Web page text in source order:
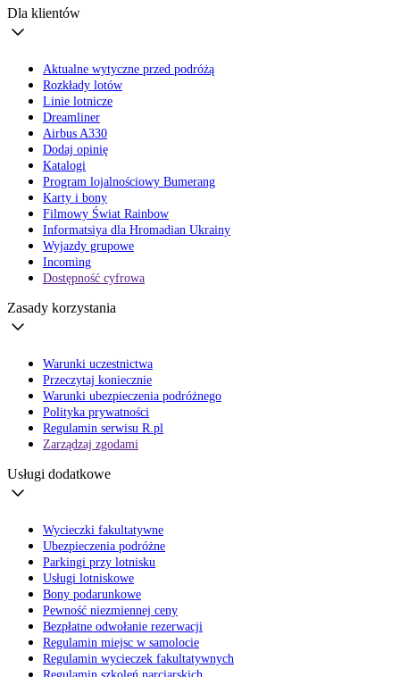
Dla klientów
Aktualne wytyczne przed podróżą
Rozkłady lotów
Linie lotnicze
Dreamliner
Airbus A330
Dodaj opinię
Katalogi
Program lojalnościowy Bumerang
Karty i bony
Filmowy Świat Rainbow
Informatsiya dla Hromadian Ukrainy
Wyjazdy grupowe
Incoming
Dostępność cyfrowa
Zasady korzystania
Warunki uczestnictwa
Przeczytaj koniecznie
Warunki ubezpieczenia podróżnego
Polityka prywatności
Regulamin serwisu R.pl
Zarządzaj zgodami
Usługi dodatkowe
Wycieczki fakultatywne
Ubezpieczenia podróżne
Parkingi przy lotnisku
Usługi lotniskowe
Bony podarunkowe
Pewność niezmiennej ceny
Bezpłatne odwołanie rezerwacji
Regulamin miejsc w samolocie
Regulamin wycieczek fakultatywnych